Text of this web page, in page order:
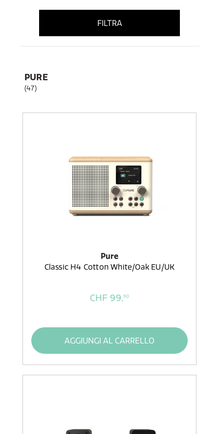
FILTRA
PURE
(47)
Pure
Classic H4 Cotton White/Oak EU/UK
CHF 99,90
AGGIUNGI AL CARRELLO